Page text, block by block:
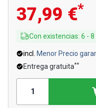
37,99 €*
Con existencias: 6 - 8
incl.
Menor Precio
Entrega gratuita**